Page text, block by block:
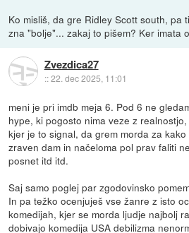
Ko misliš, da gre Ridley Scott south, pa
zna "bolje"... zakaj to pišem? Ker imata
Zvezdica27
::22. dec 2025, 11:01
meni je pri imdb meja 6. Pod 6 ne
hype, ki pogosto nima veze z
kjer je to signal, da grem morda za
zraven dam in načeloma pol prav faliti
posnet itd itd.
Saj samo poglej par zgodovinsko
In pa težko ocenjuješ vse žanre z isto
komedijah, kjer se morda ljudje najbolj
dobivajo komedija USA debilizma